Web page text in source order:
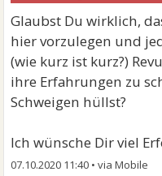
Glaubst Du wirklich,
hier vorzulegen und
(wie kurz ist kurz?)
ihre Erfahrungen zu
Schweigen hüllst?
Ich wünsche Dir viel
07.10.2020 11:40 •